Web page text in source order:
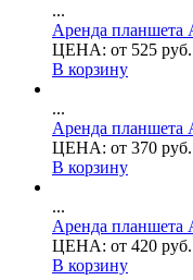
...
Аренда планшета
ЦЕНА: от 525 руб.
В корзину
...
Аренда планшета
ЦЕНА: от 370 руб.
В корзину
...
Аренда планшета
ЦЕНА: от 420 руб.
В корзину